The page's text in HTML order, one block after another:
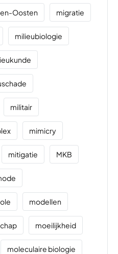
Oosten migratie
milieubiologie
militair
mimicry
mitigatie MKB
modellen
moeilijkheid
moleculaire biologie